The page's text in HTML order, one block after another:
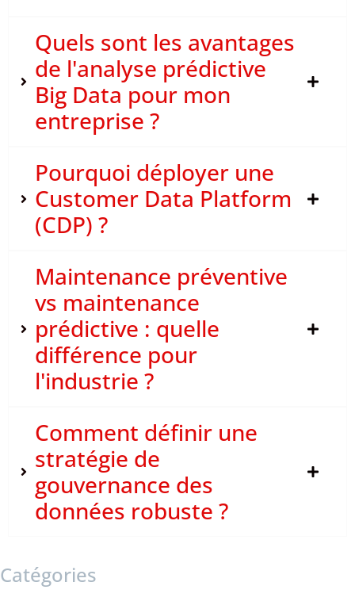
Quels sont les avantages
de l'analyse prédictive
Big Data pour mon
entreprise ?
Pourquoi déployer une
Customer Data Platform
(CDP) ?
Maintenance préventive
vs maintenance
prédictive : quelle
différence pour
l'industrie ?
Comment définir une
stratégie de
gouvernance des
données robuste ?
Catégories